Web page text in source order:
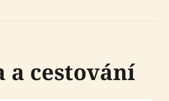
a cestování